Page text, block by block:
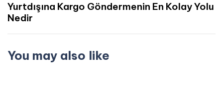
Yurtdışına Kargo Göndermenin En Kolay Yolu
Nedir
You may also like